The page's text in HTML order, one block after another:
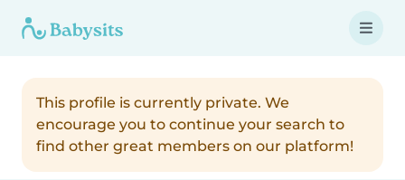
This profile is currently private. We
encourage you to continue your search to
find other great members on our platform!